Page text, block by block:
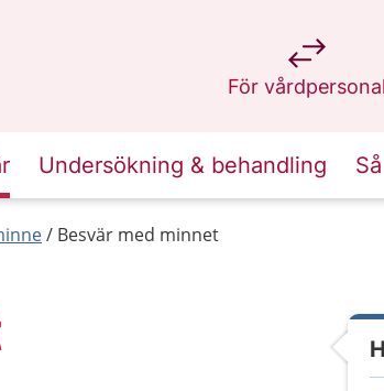
För vårdpersonal
på 1177.se
Undersökning & behandling
Besvär med minnet